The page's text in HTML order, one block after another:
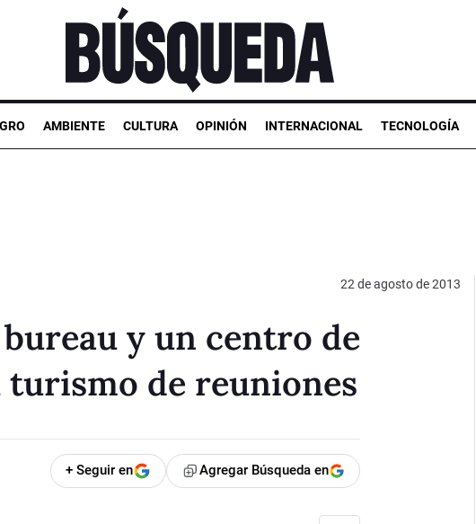
AMBIENTE CULTURA OPINIÓN INTERNACIONAL TECNOLOGÍA
22 de agosto de 2013
y un centro de
turismo de reuniones
+ Seguir en Agregar Búsqueda en